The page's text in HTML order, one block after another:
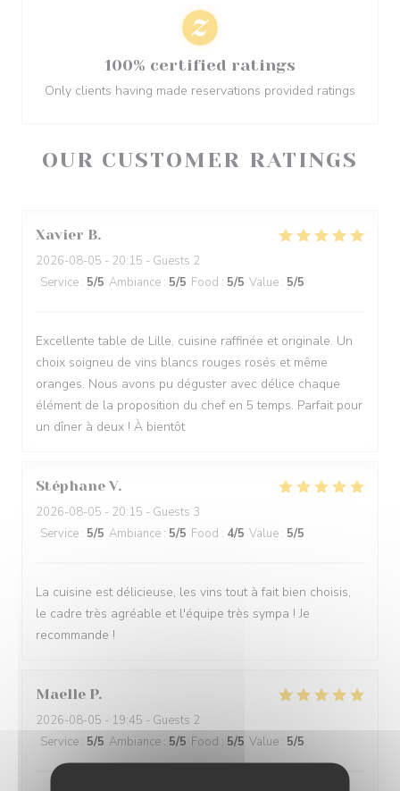
OUR CUSTOMER RATINGS
Xavier B
2026-08-05 - 20:15 - Guests 2
Service : 5/5 Ambiance : 5/5 Food : 5/5 Value : 5/5
Excellente table de Lille, cuisine raffinée et originale. Un
choix soigneu de vins blancs rouges rosés et même
oranges. Nous avons pu déguster avec délice chaque
élément de la proposition du chef en 5 temps. Parfait pour
un dîner à deux ! À bientôt
Stéphane V
2026-08-05 - 20:15 - Guests 3
Service : 5/5 Ambiance : 5/5 Food : 4/5 Value : 5/5
La cuisine est délicieuse, les vins tout à fait bien choisis,
le cadre très agréable et l'équipe très sympa ! Je
recommande !
Maelle P
2026-08-05 - 19:45 - Guests 2
Service : 5/5 Ambiance : 5/5 Food : 5/5 Value : 5/5
100% certified ratings
Only clients having made reservations provided ratings